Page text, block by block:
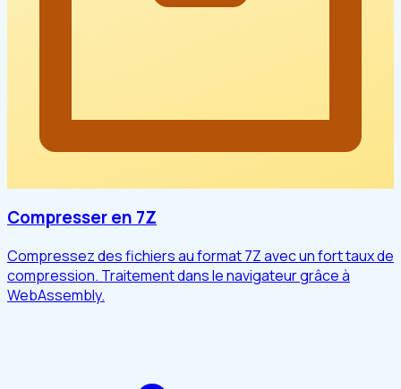
Compresser en 7Z
Compressez des fichiers au format 7Z avec un fort taux de
compression. Traitement dans le navigateur grâce à
WebAssembly.